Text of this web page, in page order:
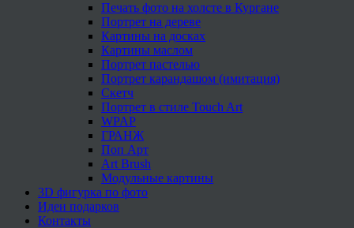
Печать фото на холсте в Кургане
Портрет на дереве
Картины на досках
Картины маслом
Портрет пастелью
Портрет карандашом (имитация)
Скетч
Портрет в стиле Touch Art
WPAP
ГРАНЖ
Поп Арт
Art Brush
Модульные картины
3D фигурка по фото
Идеи подарков
Контакты